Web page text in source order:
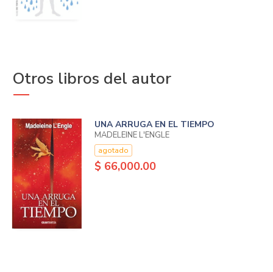
Otros libros del autor
UNA ARRUGA EN EL TIEMPO
MADELEINE L'ENGLE
agotado
$ 66,000.00